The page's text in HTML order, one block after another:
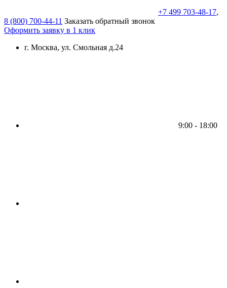
+7 499 703-48-17,
8 (800) 700-44-11 Заказать обратный звонок
Оформить заявку в 1 клик
г. Москва, ул. Смольная д.24
9:00 - 18:00